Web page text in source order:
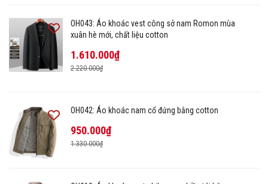
OH043: Áo khoác vest công sở nam Romon mùa
xuân hè mới, chất liệu cotton
1.610.000₫
2.220.000₫
OH042: Áo khoác nam cổ đứng bằng cotton
950.000₫
1.330.000₫